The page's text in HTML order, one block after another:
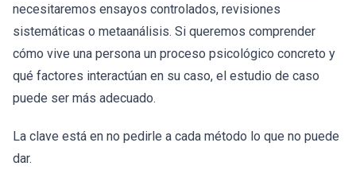
necesitaremos ensayos controlados, revisiones
sistemáticas o metaanálisis. Si queremos comprender
cómo vive una persona un proceso psicológico concreto y
qué factores interactúan en su caso, el estudio de caso
puede ser más adecuado.
La clave está en no pedirle a cada método lo que no puede
dar.